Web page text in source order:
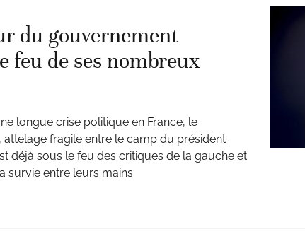
du gouvernement
feu de ses nombreux
longue crise politique en France, le
fragile entre le camp du président
déjà sous le feu des critiques de la gauche et
survie entre leurs mains.